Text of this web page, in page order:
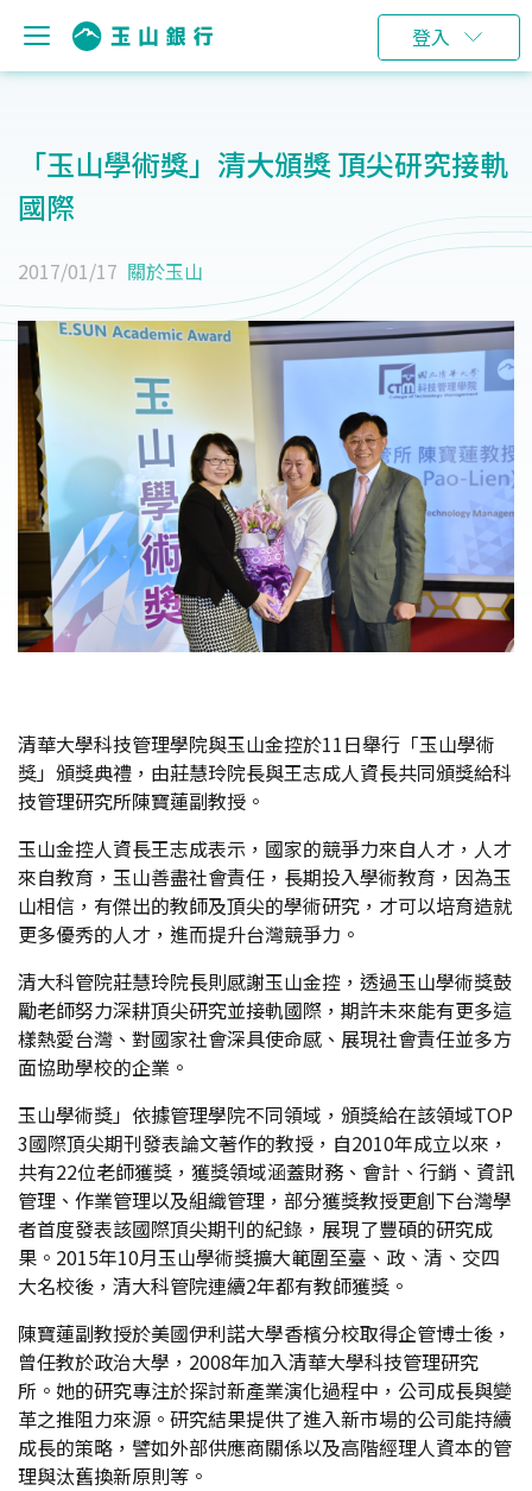
登入
「玉山學術獎」清大頒獎 頂尖研究接軌
國際
2017/01/17 關於玉山
清華大學科技管理學院與玉山金控於11日舉行「玉山學術
獎」頒獎典禮，由莊慧玲院長與王志成人資長共同頒獎給科
技管理研究所陳寶蓮副教授。
玉山金控人資長王志成表示，國家的競爭力來自人才，人才
來自教育，玉山善盡社會責任，長期投入學術教育，因為玉
山相信，有傑出的教師及頂尖的學術研究，才可以培育造就
更多優秀的人才，進而提升台灣競爭力。
清大科管院莊慧玲院長則感謝玉山金控，透過玉山學術獎鼓
勵老師努力深耕頂尖研究並接軌國際，期許未來能有更多這
樣熱愛台灣、對國家社會深具使命感、展現社會責任並多方
面協助學校的企業。
玉山學術獎」依據管理學院不同領域，頒獎給在該領域TOP
3國際頂尖期刊發表論文著作的教授，自2010年成立以來，
共有22位老師獲獎，獲獎領域涵蓋財務、會計、行銷、資訊
管理、作業管理以及組織管理，部分獲獎教授更創下台灣學
者首度發表該國際頂尖期刊的紀錄，展現了豐碩的研究成
果。2015年10月玉山學術獎擴大範圍至臺、政、清、交四
大名校後，清大科管院連續2年都有教師獲獎。
陳寶蓮副教授於美國伊利諾大學香檳分校取得企管博士後，
曾任教於政治大學，2008年加入清華大學科技管理研究
所。她的研究專注於探討新產業演化過程中，公司成長與變
革之推阻力來源。研究結果提供了進入新市場的公司能持續
成長的策略，譬如外部供應商關係以及高階經理人資本的管
理與汰舊換新原則等。